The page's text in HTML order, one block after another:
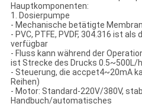
Hauptkomponenten:
1. Dosierpumpe
- Mechanische betätigte
- PVC, PTFE, PVDF, 304.316 ist
verfügbar
- Fluss kann während der
ist Strecke des Drucks 0.5~500L/
- Steuerung, die accpet4~20mA
Reihen)
- Motor: Standard-220V/380V,
Handbuch/automatisches